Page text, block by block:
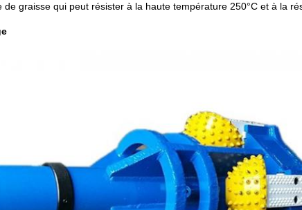
de graisse qui peut résister à la haute température 250°C et à la